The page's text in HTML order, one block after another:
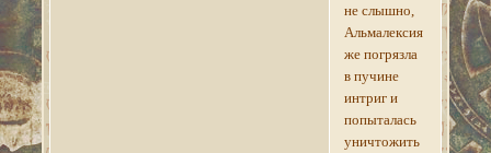
не слышно,
Альмалексия
же погрязла
в пучине
интриг и
попыталась
уничтожить